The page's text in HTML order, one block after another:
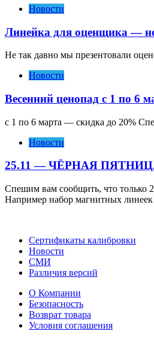
Новости
Линейка для оценщика —
Не так давно мы презентовали
Новости
Весенний ценопад c 1 по 6
с 1 по 6 марта — скидка до 20%
Новости
25.11 — ЧЁРНАЯ
Спешим вам сообщить, что только
Например набор магнитных
Сертификаты калибровки
Новости
СМИ
Различия версий
О Компании
Безопасность
Возврат товара
Условия соглашения